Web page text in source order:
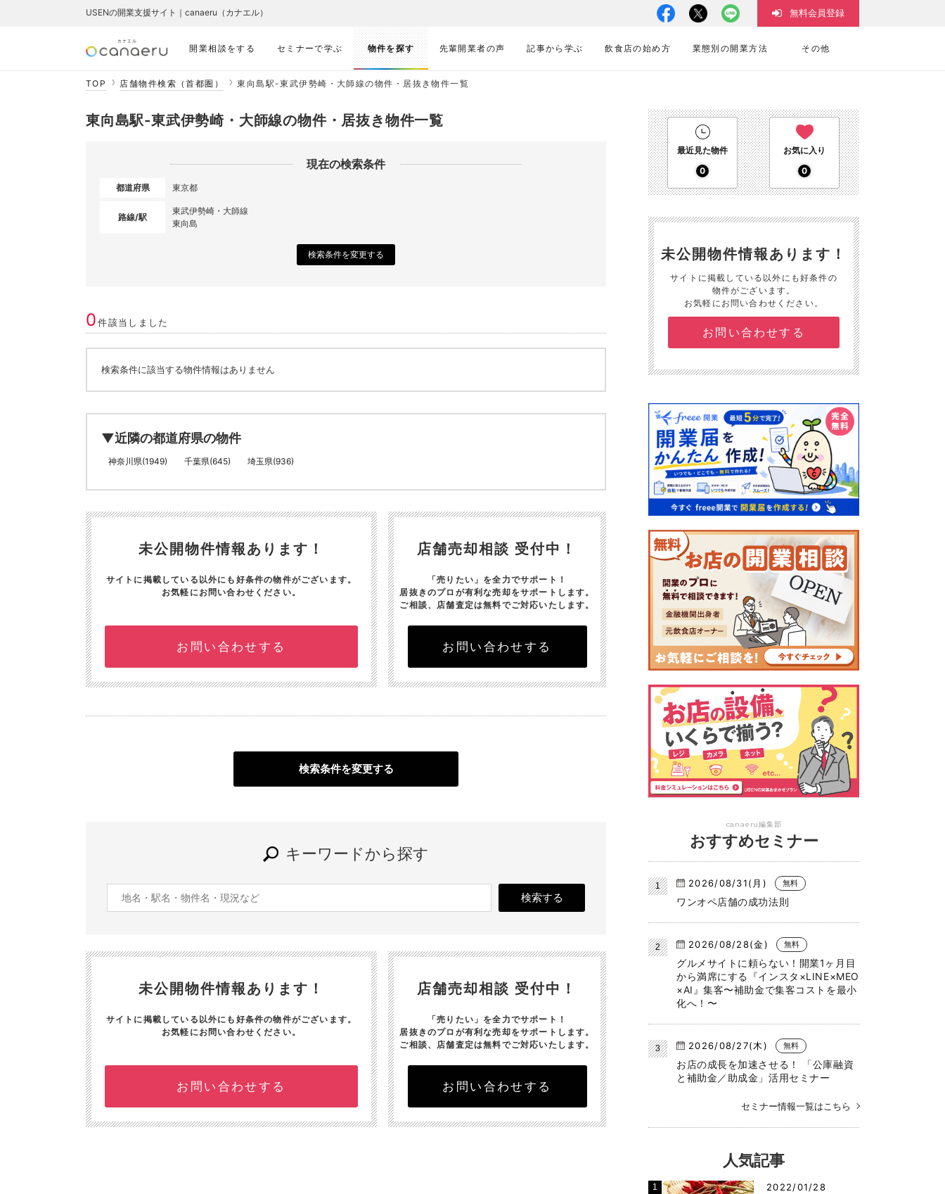
開業相談をする セミナーで学ぶ 物件を探す 先輩開業者の声 記事から学ぶ 飲食店の始め方 業態別の開業方法 その他
USENの開業支援サイト｜canaeru（カナエル） 無料会員登録
TOP 店舗物件検索（首都圏） 東向島駅-東武伊勢崎・大師線の物件・居抜き物件一覧
東向島駅-東武伊勢崎・大師線の物件・居抜き物件一覧
現在の検索条件
都道府県 東京都
路線/駅
東武伊勢崎・大師線
東向島
検索条件を変更する
0件該当しました
検索条件に該当する物件情報はありません
▼近隣の都道府県の物件
神奈川県(1949) 千葉県(645) 埼玉県(936)
未公開物件情報あります！
サイトに掲載している以外にも好条件の物件がございます。
お気軽にお問い合わせください。
お問い合わせする
店舗売却相談 受付中！
「売りたい」を全力でサポート！
居抜きのプロが有利な売却をサポートします。
ご相談、店舗査定は無料でご対応いたします。
お問い合わせする
検索条件を変更する
キーワードから探す
未公開物件情報あります！
サイトに掲載している以外にも好条件の物件がございます。
お気軽にお問い合わせください。
お問い合わせする
店舗売却相談 受付中！
「売りたい」を全力でサポート！
居抜きのプロが有利な売却をサポートします。
ご相談、店舗査定は無料でご対応いたします。
お問い合わせする
最近見た物件
0
お気に入り
0
未公開物件情報あります！
サイトに掲載している以外にも好条件の
物件がございます。
お気軽にお問い合わせください。
お問い合わせする
canaeru編集部
おすすめセミナー
2026/08/31(月) 無料
ワンオペ店舗の成功法則
2026/08/28(金) 無料
グルメサイトに頼らない！開業1ヶ月目
から満席にする『インスタ×LINE×MEO
×AI』集客〜補助金で集客コストを最小
化へ！〜
2026/08/27(木) 無料
お店の成長を加速させる！ 「公庫融資
と補助金／助成金」活用セミナー
セミナー情報一覧はこちら
人気記事
2022/01/28